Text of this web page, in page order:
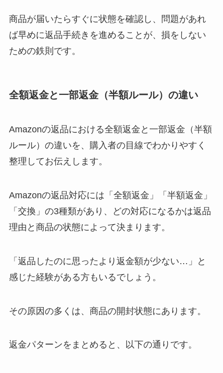
商品が届いたらすぐに状態を確認し、問題があれ
ば早めに返品手続きを進めることが、損をしない
ための鉄則です。
全額返金と一部返金（半額ルール）の違い
Amazonの返品における全額返金と一部返金（半額
ルール）の違いを、購入者の目線でわかりやすく
整理してお伝えします。
Amazonの返品対応には「全額返金」「半額返金」
「交換」の3種類があり、どの対応になるかは返品
理由と商品の状態によって決まります。
「返品したのに思ったより返金額が少ない…」と
感じた経験がある方もいるでしょう。
その原因の多くは、商品の開封状態にあります。
返金パターンをまとめると、以下の通りです。